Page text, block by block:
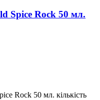
Spice Rock 50 мл.
Rock 50 мл. кількість